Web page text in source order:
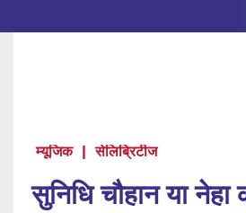
म्यूजिक | सेलिब्रिटीज
सुनिधि चौहान या